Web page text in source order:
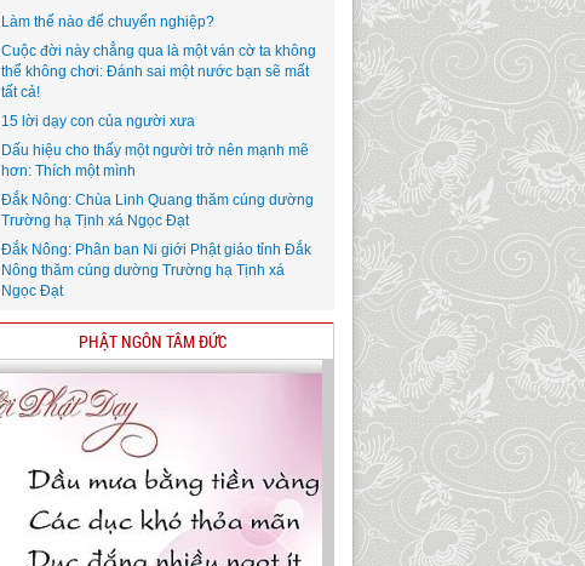
Làm thế nào để chuyển nghiệp?
Cuộc đời này chẳng qua là một ván cờ ta không
thể không chơi: Đánh sai một nước bạn sẽ mất
tất cả!
15 lời dạy con của người xưa
Dấu hiệu cho thấy một người trở nên mạnh mẽ
hơn: Thích một mình
Đắk Nông: Chùa Linh Quang thăm cúng dường
Trường hạ Tịnh xá Ngọc Đạt
Đắk Nông: Phân ban Ni giới Phật giáo tỉnh Đắk
Nông thăm cúng dường Trường hạ Tịnh xá
Ngọc Đạt
PHẬT NGÔN TÂM ĐỨC